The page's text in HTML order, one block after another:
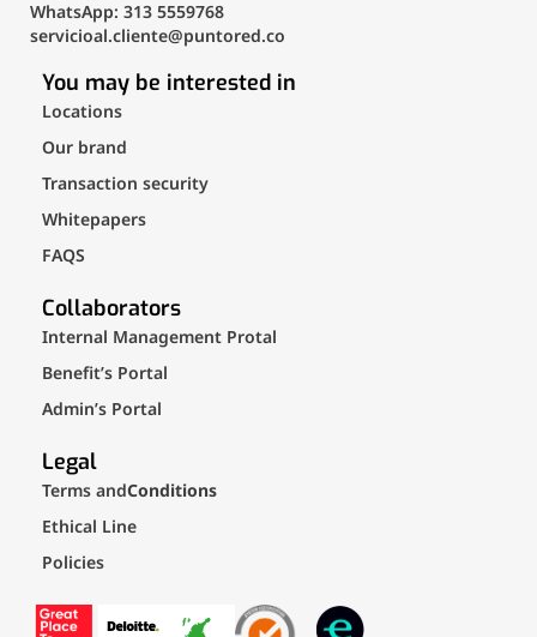
WhatsApp: 313 5559768
servicioal.cliente@puntored.co
You may be interested in
Locations
Our brand
Transaction security
Whitepapers
FAQS
Collaborators
Internal Management Protal
Benefit’s Portal
Admin’s Portal
Legal
Terms andConditions
Ethical Line
Policies